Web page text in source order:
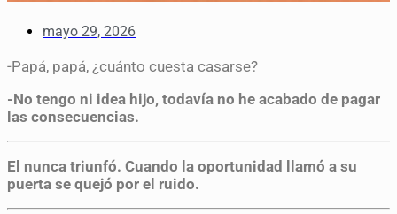
mayo 29, 2026
-Papá, papá, ¿cuánto cuesta casarse?
-No tengo ni idea hijo, todavía no he acabado de pagar
las consecuencias.
El nunca triunfó. Cuando la oportunidad llamó a su
puerta se quejó por el ruido.